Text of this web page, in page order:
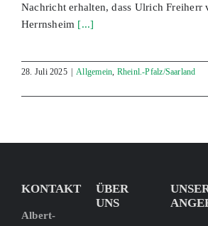
Nachricht erhalten, dass Ulrich Freiherr
Herrnsheim [...]
28. Juli 2025 Allgemein, Rheinl.-Pfalz/Saarland
KONTAKT
Albert-
ÜBER
UNS